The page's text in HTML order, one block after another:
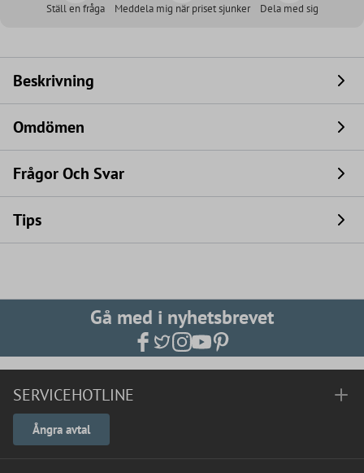
Ställ en fråga Meddela mig när priset sjunker Dela med sig
Beskrivning
Omdömen
Frågor Och Svar
Tips
Gå med i nyhetsbrevet
SERVICEHOTLINE
Ångra avtal